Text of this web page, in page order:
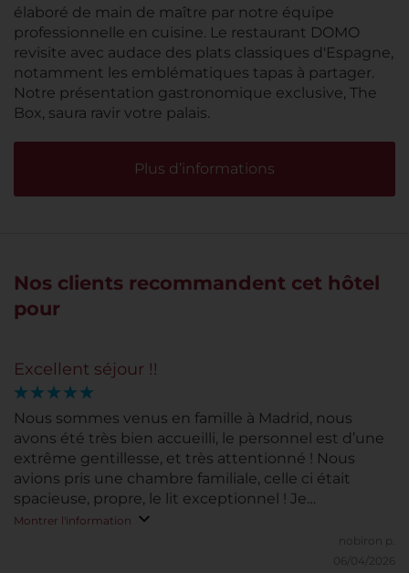
élaboré de main de maître par notre équipe
professionnelle en cuisine. Le restaurant DOMO
revisite avec audace des plats classiques d'Espagne,
notamment les emblématiques tapas à partager.
Notre présentation gastronomique exclusive, The
Box, saura ravir votre palais.
Plus d’informations
Nos clients recommandent cet hôtel
pour
Excellent séjour !!
Nous sommes venus en famille à Madrid, nous
avons été très bien accueilli, le personnel est d’une
extrême gentillesse, et très attentionné ! Nous
avions pris une chambre familiale, celle ci était
spacieuse, propre, le lit exceptionnel ! Je
recommande vivement l’hôtel
Montrer l'information
nobiron p.
06/04/2026